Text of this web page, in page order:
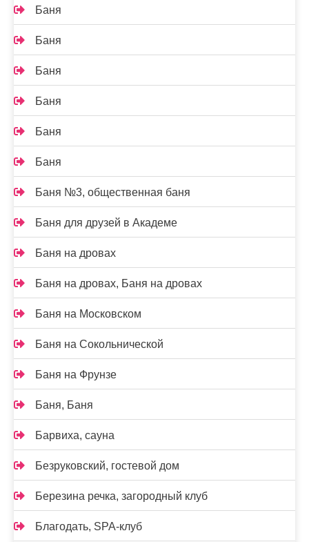
Баня
Баня
Баня
Баня
Баня
Баня
Баня №3, общественная баня
Баня для друзей в Академе
Баня на дровах
Баня на дровах, Баня на дровах
Баня на Московском
Баня на Сокольнической
Баня на Фрунзе
Баня, Баня
Барвиха, сауна
Безруковский, гостевой дом
Березина речка, загородный клуб
Благодать, SPA-клуб